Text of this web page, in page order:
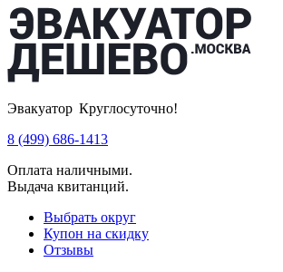
Эвакуатор Круглосуточно!
8 (499) 686-1413
Оплата наличными.
Выдача квитанций.
Выбрать округ
Купон на скидку
Отзывы